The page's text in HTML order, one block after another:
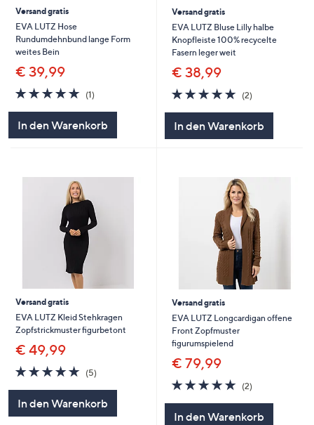
Versand gratis
EVA LUTZ Hose
Rundumdehnbund lange Form
weites Bein
€ 39,99
5.0
von
(1)1
In den Warenkorb
Versand gratis
EVA LUTZ Bluse Lilly halbe
Knopfleiste 100% recycelte
Fasern leger weit
€ 38,99
5.0
von
(2)2
In den Warenkorb
Versand gratis
EVA LUTZ Kleid Stehkragen
Zopfstrickmuster figurbetont
€ 49,99
5.0
von
(5)5
In den Warenkorb
Versand gratis
EVA LUTZ Longcardigan offene
Front Zopfmuster
figurumspielend
€ 79,99
5.0
von
(2)2
In den Warenkorb